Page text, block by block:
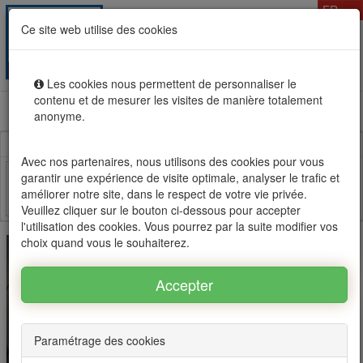
Ce site web utilise des cookies
Les cookies nous permettent de personnaliser le
contenu et de mesurer les visites de manière totalement
anonyme.
Avec nos partenaires, nous utilisons des cookies pour vous
garantir une expérience de visite optimale, analyser le trafic et
améliorer notre site, dans le respect de votre vie privée.
Veuillez cliquer sur le bouton ci-dessous pour accepter
l'utilisation des cookies. Vous pourrez par la suite modifier vos
choix quand vous le souhaiterez.
Paramétrage des cookies
FR
Location vente immobilier à l'Ile Maurice, OFIM réseau
Facebook Twitter Email